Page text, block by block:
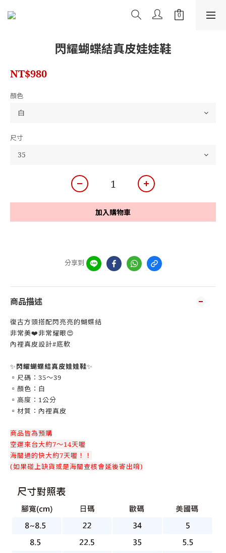
閃耀蝴蝶結真皮娃娃鞋
NT$980
顏色
尺寸
加入購物車
分享到
商品描述
復古方頭搭配閃亮亮的蝴蝶結
非常美❤️非常耀眼😍
內裡真皮設計#底軟
✨閃耀蝴蝶結真皮娃娃鞋✨
▫️尺碼：35～39
▫️顏色：白
▫️高度：1公分
▫️材質：內裡真皮
商品皆為預購
空運來台大約7～14天喔
海關過的快大約7天喔！！
(如果碰上缺貨或是海關查核會延後寄出唷)